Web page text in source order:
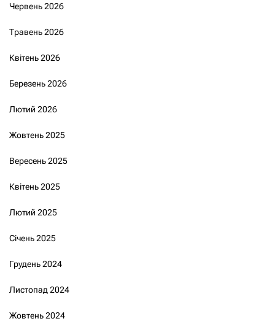
Червень 2026
Травень 2026
Квітень 2026
Березень 2026
Лютий 2026
Жовтень 2025
Вересень 2025
Квітень 2025
Лютий 2025
Січень 2025
Грудень 2024
Листопад 2024
Жовтень 2024